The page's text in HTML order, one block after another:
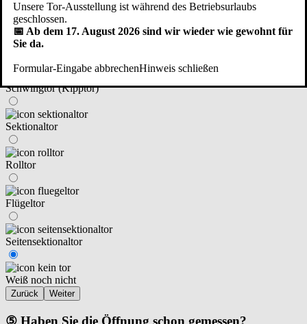
Zurück Weiter
④ An welchen Tortyp haben Sie gedacht?
Schwingtor (Kipptor)
Sektionaltor
Rolltor
Flügeltor
Seitensektionaltor
Weiß noch nicht
Zurück Weiter
⑤ Haben Sie die Öffnung schon gemessen?
Unsere Tor-Ausstellung ist während des Betriebsurlaubs
geschlossen.
📅 Ab dem 17. August 2026 sind wir wieder wie gewohnt für
Sie da.
Formular-Eingabe abbrechenHinweis schließen